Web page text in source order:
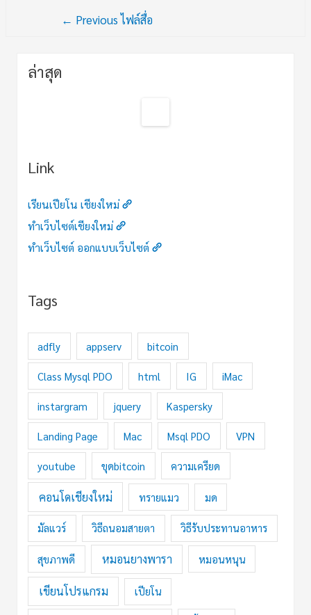
← Previous ไฟล์สื่อ
ล่าสุด
Link
เรียนเปียโน เชียงใหม่
ทำเว็บไซต์เชียงใหม่
ทำเว็บไซต์ ออกแบบเว็บไซต์
Tags
adfly appserv bitcoin
Class Mysql PDO html IG iMac
instargram jquery Kaspersky
Landing Page Mac Msql PDO VPN
youtube ขุดbitcoin ความเครียด
คอนโดเชียงใหม่ ทรายแมว มด
มัลแวร์ วิธีถนอมสายตา วิธีรับประทานอาหาร
สุขภาพดี หมอนยางพารา หมอนหนุน
เขียนโปรแกรม เปียโน